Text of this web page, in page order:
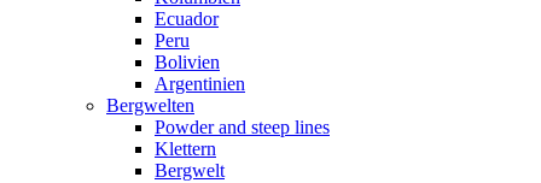
Ecuador
Peru
Bolivien
Argentinien
Bergwelten
Powder and steep lines
Klettern
Bergwelt